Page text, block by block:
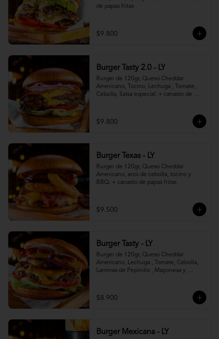
de papas fritas
$9.800
Burger Tasty 2.0 - LY
Burger de 120gr, Queso Cheddar
Americano, Tocino, Lechuga , Tomate,
Cebolla, Salsa especial. + canasto de
$9.800
Burger Texas - LY
Burger de 120gr, Queso Cheddar
Americano, aros de cebolla, tocino y
BBQ. + canasto de papas fritas
$9.500
Burger Tasty - LY
Burger de 120gr, Queso Cheddar
Americano, Lechuga , Tomate, Cebolla,
Laminas de Pepinillo , Mayonesa y
$8.900
Burger Mexicana - LY